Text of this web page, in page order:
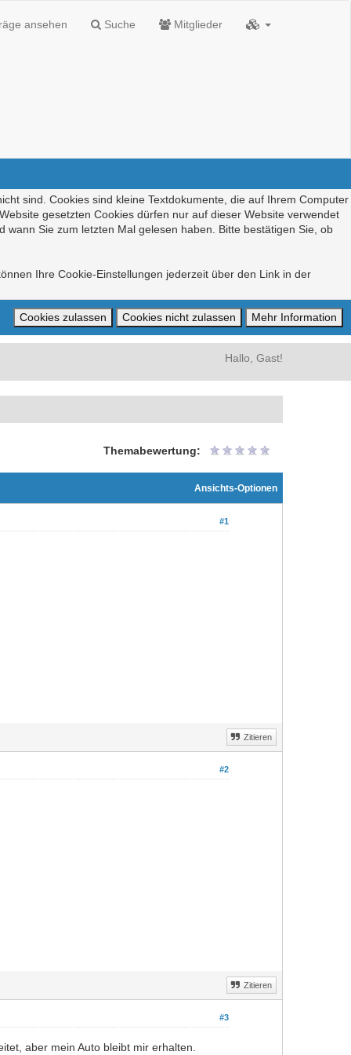
ansehen Suche Mitglieder
sind. Cookies sind kleine Textdokumente, die auf Ihrem Computer
gesetzten Cookies dürfen nur auf dieser Website verwendet
Sie zum letzten Mal gelesen haben. Bitte bestätigen Sie, ob
Ihre Cookie-Einstellungen jederzeit über den Link in der
Hallo, Gast!
Themabewertung:
Ansichts-Optionen
#1
Zitieren
#2
Zitieren
#3
aber mein Auto bleibt mir erhalten.